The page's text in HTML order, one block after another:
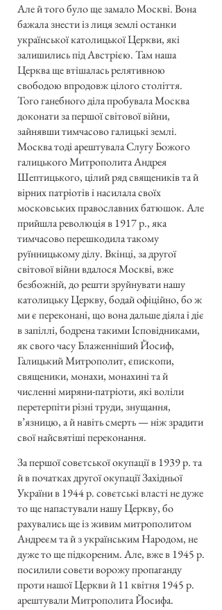
Але й того було ще замало Москві. Вона
бажала знести із лиця землі останки
української католицької Церкви, які
залишились під Австрією. Там наша
Церква ще втішалась релятивною
свободою впродовж цілого століття.
Того ганебного діла пробувала Москва
доконати за першої світової війни,
зайнявши тимчасово галицькі землі.
Москва тоді арештувала Слугу Божого
галицького Митрополита Андрея
Шептицького, цілий ряд священиків та й
вірних патріотів і насилала своїх
московських православних батюшок. Але
прийшла революція в 1917 р., яка
тимчасово перешкодила такому
руїнницькому ділу. Вкінці, за другої
світової війни вдалося Москві, вже
безбожній, до решти зруйнувати нашу
католицьку Церкву, бодай офіційно, бо ж
ми є переконані, що вона дальше діяла і діє
в запіллі, бодрена такими Ісповідниками,
як свого часу Блаженніший Йосиф,
Галицький Митрополит, єпископи,
священики, монахи, монахині та й
численні миряни-патріоти, які воліли
перетерпіти різні труди, знущання,
в’язницю, а й навіть смерть — ніж зрадити
свої найсвятіші переконання.
За першої совєтської окупації в 1939 р. та
й в початках другої окупації Західньої
України в 1944 р. совєтські власті не дуже
то ще напастували нашу Церкву, бо
рахувались ще із живим митрополитом
Андреєм та й з українським Народом, не
дуже то ще підкореним. Але, вже в 1945 р.
посилили совєти ворожу пропаганду
проти нашої Церкви й 11 квітня 1945 р.
арештували Митрополита Йосифа.